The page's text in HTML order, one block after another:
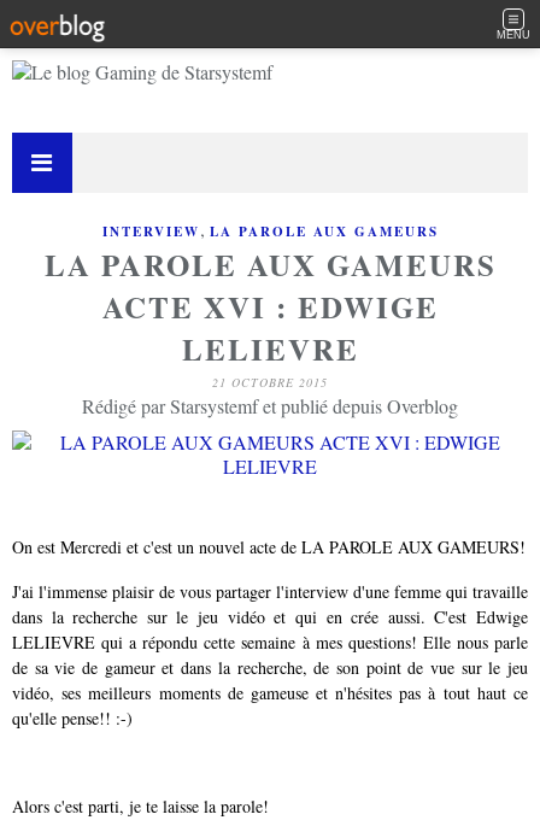
MENU
INTERVIEW, LA PAROLE AUX GAMEURS
LA PAROLE AUX GAMEURS
ACTE XVI : EDWIGE
LELIEVRE
21 OCTOBRE 2015
Rédigé par Starsystemf et publié depuis Overblog
On est Mercredi et c'est un nouvel acte de LA PAROLE AUX GAMEURS!
J'ai l'immense plaisir de vous partager l'interview d'une femme qui travaille
dans la recherche sur le jeu vidéo et qui en crée aussi. C'est Edwige
LELIEVRE qui a répondu cette semaine à mes questions! Elle nous parle
de sa vie de gameur et dans la recherche, de son point de vue sur le jeu
vidéo, ses meilleurs moments de gameuse et n'hésites pas à tout haut ce
qu'elle pense!! :-)
Alors c'est parti, je te laisse la parole!